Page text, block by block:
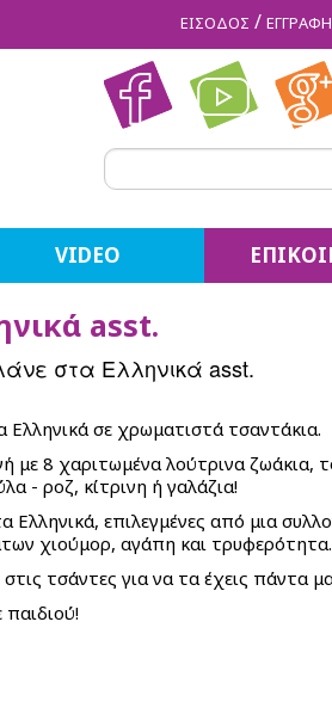
ΕΙΣΟΔΟΣ /
VIDEO
asst.
στα Ελληνικά asst.
σε χρωματιστά τσαντάκια.
με 8 χαριτωμένα λούτρινα ζωάκια,
- ροζ, κίτρινη ή γαλάζια!
Ελληνικά, επιλεγμένες από μια
χιούμορ, αγάπη και τρυφερότητα.
τσάντες για να τα έχεις πάντα